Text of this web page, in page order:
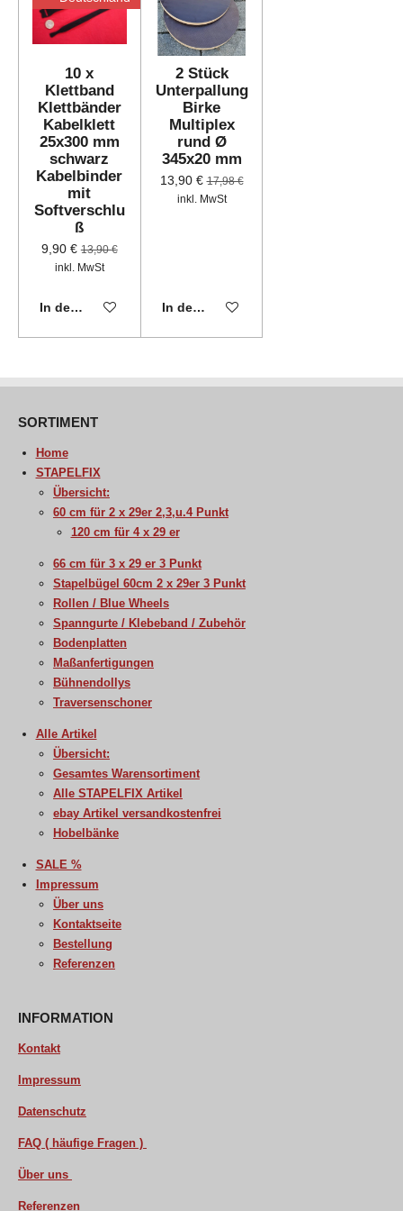
10 x
Klettband
Klettbänder
Kabelklett
25x300 mm
schwarz
Kabelbinder
mit
Softverschlu
ß
9,90 € 13,90 €
inkl. MwSt
In den Warenkorb
2 Stück
Unterpallung
Birke
Multiplex
rund Ø
345x20 mm
13,90 € 17,98 €
inkl. MwSt
In den Warenkorb
SORTIMENT
Home
STAPELFIX
Übersicht:
60 cm für 2 x 29er 2,3,u.4 Punkt
120 cm für 4 x 29 er
66 cm für 3 x 29 er 3 Punkt
Stapelbügel 60cm 2 x 29er 3 Punkt
Rollen / Blue Wheels
Spanngurte / Klebeband / Zubehör
Bodenplatten
Maßanfertigungen
Bühnendollys
Traversenschoner
Alle Artikel
Übersicht:
Gesamtes Warensortiment
Alle STAPELFIX Artikel
ebay Artikel versandkostenfrei
Hobelbänke
SALE %
Impressum
Über uns
Kontaktseite
Bestellung
Referenzen
INFORMATION
Kontakt
Impressum
Datenschutz
FAQ ( häufige Fragen )
Über uns
Referenzen